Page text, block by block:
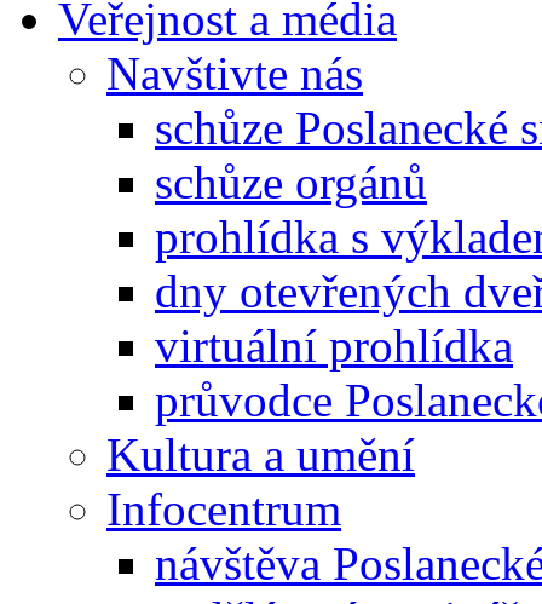
Veřejnost a média
Navštivte nás
schůze Poslanecké
schůze orgánů
prohlídka s
dny otevřených
virtuální prohlídka
průvodce
Kultura a umění
Infocentrum
návštěva